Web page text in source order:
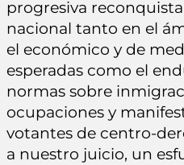
progresiva
nacional tanto en el
el económico y de
esperadas como el
normas sobre
ocupaciones y
votantes de centro-
a nuestro juicio, un